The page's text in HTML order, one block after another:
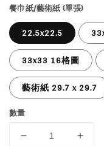
餐巾紙/藝術紙 (單張)
22.5x22.5
33x33 16格圖
藝術紙 29.7 x 29.7
數量